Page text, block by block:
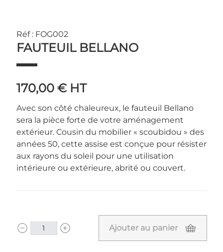
Réf : FOG002
FAUTEUIL BELLANO
170,00 € HT
Avec son côté chaleureux, le fauteuil Bellano
sera la pièce forte de votre aménagement
extérieur. Cousin du mobilier « scoubidou » des
années 50, cette assise est conçue pour résister
aux rayons du soleil pour une utilisation
intérieure ou extérieure, abrité ou couvert.
Ajouter au panier